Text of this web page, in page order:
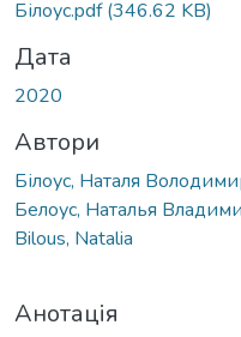
Білоус.pdf(346.62 KB)
Дата
2020
Автори
Білоус, Наталя
Белоус, Наталья
Bilous, Natalia
Анотація